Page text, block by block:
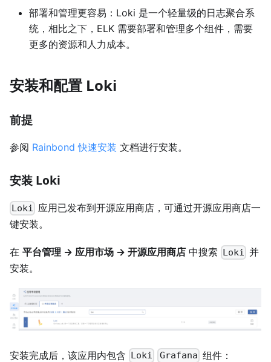
部署和管理更容易：Loki 是一个轻量级的日志聚合系
统，相比之下，ELK 需要部署和管理多个组件，需要
更多的资源和人力成本。
安装和配置 Loki
前提
参阅 Rainbond 快速安装 文档进行安装。
安装 Loki
Loki 应用已发布到开源应用商店，可通过开源应用商店一
键安装。
在 平台管理 -> 应用市场 -> 开源应用商店 中搜索 Loki 并
安装。
安装完成后，该应用内包含 Loki Grafana 组件：